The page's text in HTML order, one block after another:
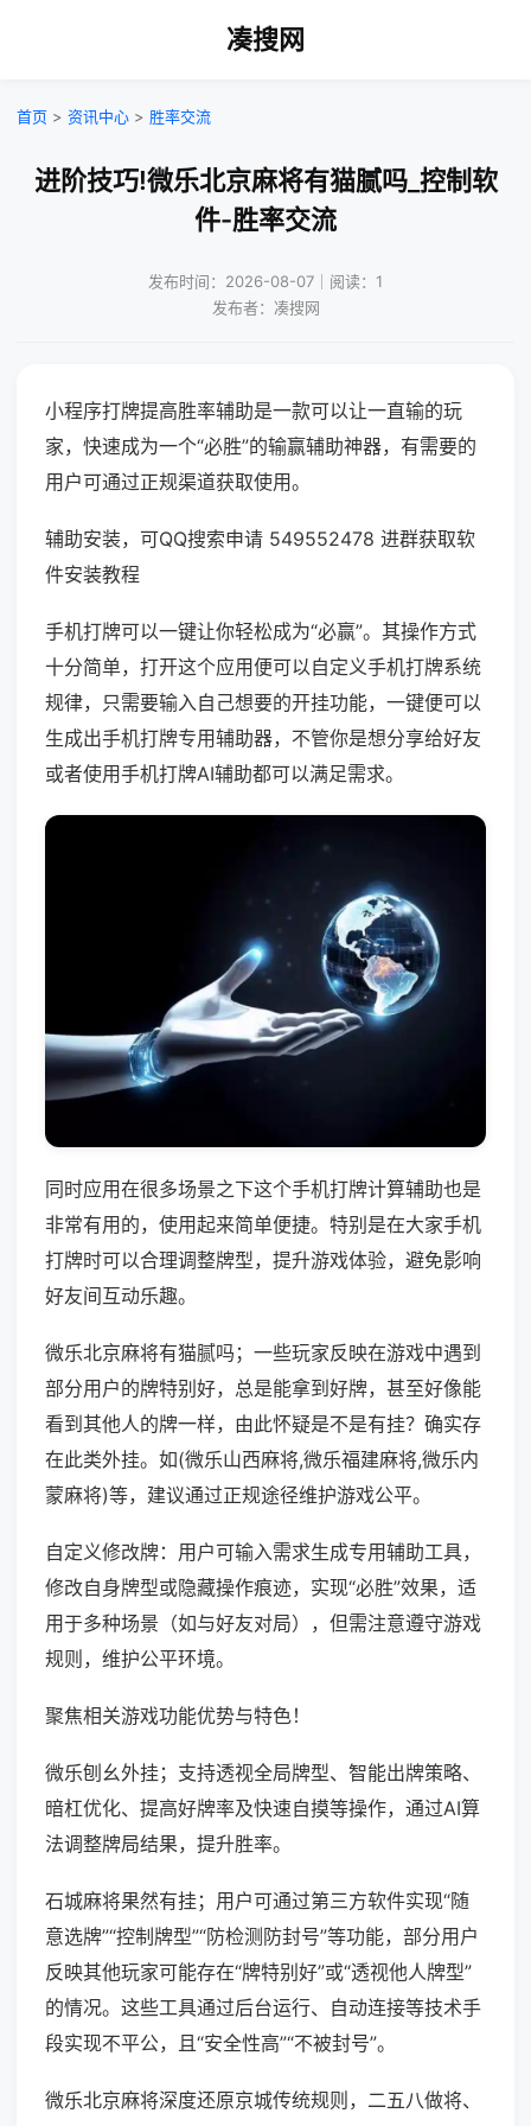
凑搜网
首页 > 资讯中心 > 胜率交流
进阶技巧!微乐北京麻将有猫腻吗_控制软
件-胜率交流
发布时间：2026-08-07｜阅读：1
发布者：凑搜网
小程序打牌提高胜率辅助是一款可以让一直输的玩
家，快速成为一个“必胜”的输赢辅助神器，有需要的
用户可通过正规渠道获取使用。
辅助安装，可QQ搜索申请 549552478 进群获取软
件安装教程
手机打牌可以一键让你轻松成为“必赢”。其操作方式
十分简单，打开这个应用便可以自定义手机打牌系统
规律，只需要输入自己想要的开挂功能，一键便可以
生成出手机打牌专用辅助器，不管你是想分享给好友
或者使用手机打牌AI辅助都可以满足需求。
同时应用在很多场景之下这个手机打牌计算辅助也是
非常有用的，使用起来简单便捷。特别是在大家手机
打牌时可以合理调整牌型，提升游戏体验，避免影响
好友间互动乐趣。
微乐北京麻将有猫腻吗；一些玩家反映在游戏中遇到
部分用户的牌特别好，总是能拿到好牌，甚至好像能
看到其他人的牌一样，由此怀疑是不是有挂？确实存
在此类外挂。如(微乐山西麻将,微乐福建麻将,微乐内
蒙麻将)等，建议通过正规途径维护游戏公平。
自定义修改牌：用户可输入需求生成专用辅助工具，
修改自身牌型或隐藏操作痕迹，实现“必胜”效果，适
用于多种场景（如与好友对局），但需注意遵守游戏
规则，维护公平环境。
聚焦相关游戏功能优势与特色！
微乐刨幺外挂；支持透视全局牌型、智能出牌策略、
暗杠优化、提高好牌率及快速自摸等操作，通过AI算
法调整牌局结果，提升胜率。
石城麻将果然有挂；用户可通过第三方软件实现“随
意选牌”“控制牌型”“防检测防封号”等功能，部分用户
反映其他玩家可能存在“牌特别好”或“透视他人牌型”
的情况。这些工具通过后台运行、自动连接等技术手
段实现不平公，且“安全性高”“不被封号”。
微乐北京麻将深度还原京城传统规则，二五八做将、